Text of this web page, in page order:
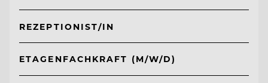
REZEPTIONIST/IN
ETAGENFACHKRAFT (M/W/D)